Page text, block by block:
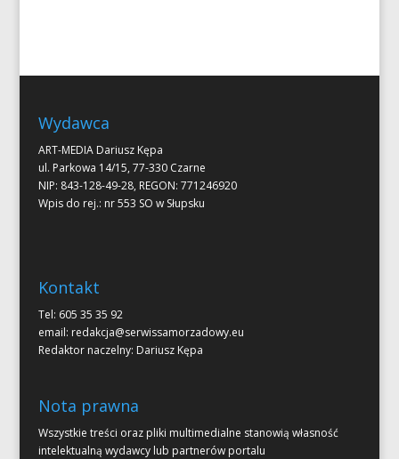
Wydawca
ART-MEDIA Dariusz Kępa
ul. Parkowa 14/15, 77-330 Czarne
NIP: 843-128-49-28, REGON: 771246920
Wpis do rej.: nr 553 SO w Słupsku
Kontakt
Tel: 605 35 35 92
email: redakcja@serwissamorzadowy.eu
Redaktor naczelny: Dariusz Kępa
Nota prawna
Wszystkie treści oraz pliki multimedialne stanowią własność
intelektualną wydawcy lub partnerów portalu